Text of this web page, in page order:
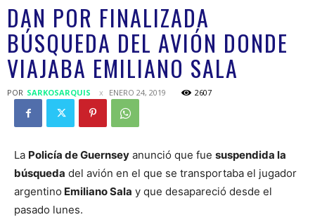
DAN POR FINALIZADA
BÚSQUEDA DEL AVIÓN DONDE
VIAJABA EMILIANO SALA
POR SARKOSARQUIS ENERO 24, 2019 2607
La Policía de Guernsey anunció que fue suspendida la
búsqueda del avión en el que se transportaba el jugador
argentino Emiliano Sala y que desapareció desde el
pasado lunes.